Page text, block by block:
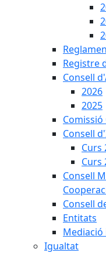
Registre
Consell
2026
2025
Consell
Curs
Curs
Consell
Consell
Entitats
Mediació
Igualtat